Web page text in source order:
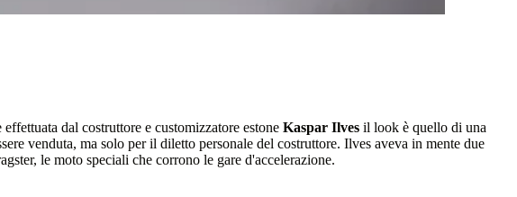
dal costruttore e customizzatore estone Kaspar Ilves il look è quello di una
venduta, ma solo per il diletto personale del costruttore. Ilves aveva in mente due
le moto speciali che corrono le gare d'accelerazione.